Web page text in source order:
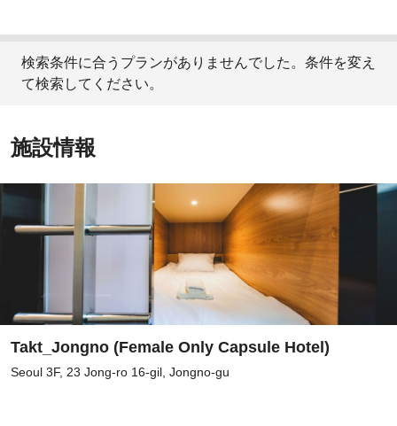
検索条件に合うプランがありませんでした。条件を変え
て検索してください。
施設情報
Takt_Jongno (Female Only Capsule Hotel)
Seoul 3F, 23 Jong-ro 16-gil, Jongno-gu